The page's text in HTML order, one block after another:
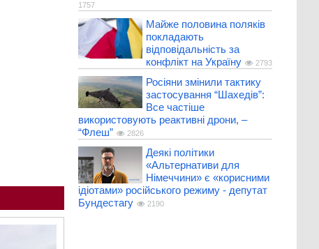
1757
Майже половина поляків
покладають
відповідальність за
конфлікт на Україну
2793
Росіяни змінили тактику
застосування “Шахедів”:
Все частіше
використовують реактивні дрони, –
“Флеш”
2826
Деякі політики
«Альтернативи для
Німеччини» є «корисними
ідіотами» російського режиму - депутат
Бундестагу
2190